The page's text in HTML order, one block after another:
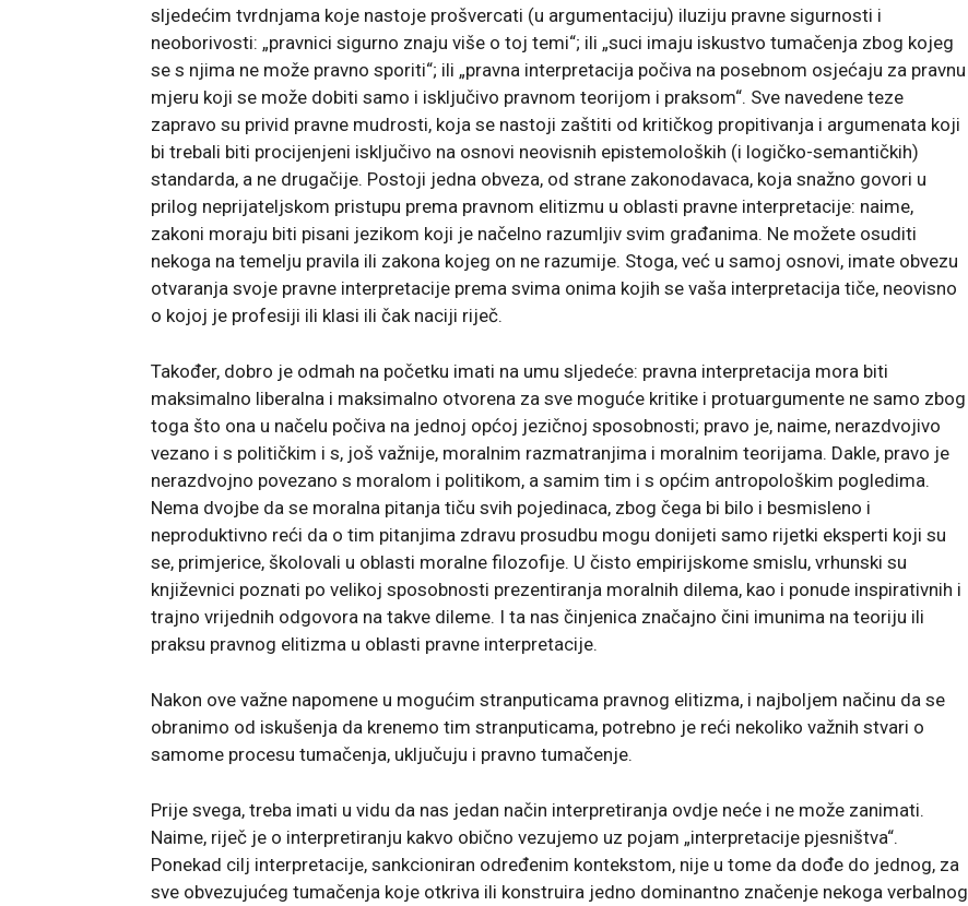
sljedećim tvrdnjama koje nastoje prošvercati (u argumentaciju) iluziju pravne sigurnosti i
neoborivosti: „pravnici sigurno znaju više o toj temi“; ili „suci imaju iskustvo tumačenja zbog kojeg
se s njima ne može pravno sporiti“; ili „pravna interpretacija počiva na posebnom osjećaju za pravnu
mjeru koji se može dobiti samo i isključivo pravnom teorijom i praksom“. Sve navedene teze
zapravo su privid pravne mudrosti, koja se nastoji zaštiti od kritičkog propitivanja i argumenata koji
bi trebali biti procijenjeni isključivo na osnovi neovisnih epistemoloških (i logičko-semantičkih)
standarda, a ne drugačije. Postoji jedna obveza, od strane zakonodavaca, koja snažno govori u
prilog neprijateljskom pristupu prema pravnom elitizmu u oblasti pravne interpretacije: naime,
zakoni moraju biti pisani jezikom koji je načelno razumljiv svim građanima. Ne možete osuditi
nekoga na temelju pravila ili zakona kojeg on ne razumije. Stoga, već u samoj osnovi, imate obvezu
otvaranja svoje pravne interpretacije prema svima onima kojih se vaša interpretacija tiče, neovisno
o kojoj je profesiji ili klasi ili čak naciji riječ.
Također, dobro je odmah na početku imati na umu sljedeće: pravna interpretacija mora biti
maksimalno liberalna i maksimalno otvorena za sve moguće kritike i protuargumente ne samo zbog
toga što ona u načelu počiva na jednoj općoj jezičnoj sposobnosti; pravo je, naime, nerazdvojivo
vezano i s političkim i s, još važnije, moralnim razmatranjima i moralnim teorijama. Dakle, pravo je
nerazdvojno povezano s moralom i politikom, a samim tim i s općim antropološkim pogledima.
Nema dvojbe da se moralna pitanja tiču svih pojedinaca, zbog čega bi bilo i besmisleno i
neproduktivno reći da o tim pitanjima zdravu prosudbu mogu donijeti samo rijetki eksperti koji su
se, primjerice, školovali u oblasti moralne filozofije. U čisto empirijskome smislu, vrhunski su
književnici poznati po velikoj sposobnosti prezentiranja moralnih dilema, kao i ponude inspirativnih i
trajno vrijednih odgovora na takve dileme. I ta nas činjenica značajno čini imunima na teoriju ili
praksu pravnog elitizma u oblasti pravne interpretacije.
Nakon ove važne napomene u mogućim stranputicama pravnog elitizma, i najboljem načinu da se
obranimo od iskušenja da krenemo tim stranputicama, potrebno je reći nekoliko važnih stvari o
samome procesu tumačenja, uključuju i pravno tumačenje.
Prije svega, treba imati u vidu da nas jedan način interpretiranja ovdje neće i ne može zanimati.
Naime, riječ je o interpretiranju kakvo obično vezujemo uz pojam „interpretacije pjesništva“.
Ponekad cilj interpretacije, sankcioniran određenim kontekstom, nije u tome da dođe do jednog, za
sve obvezujućeg tumačenja koje otkriva ili konstruira jedno dominantno značenje nekoga verbalnog